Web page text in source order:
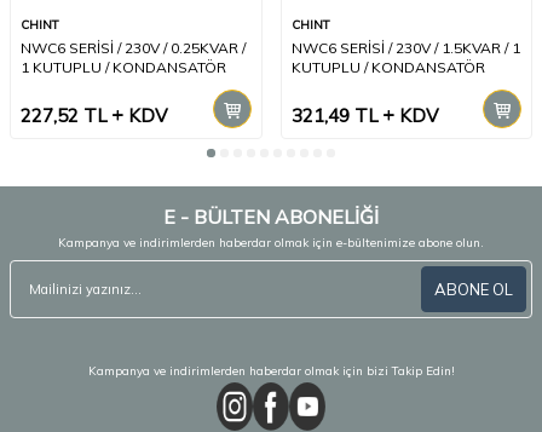
CHINT
NWC6 SERİSİ / 230V / 0.25KVAR /
1 KUTUPLU / KONDANSATÖR
227,52 TL KDV
CHINT
NWC6 SERİSİ / 230V / 1.5KVAR / 1
KUTUPLU / KONDANSATÖR
321,49TL KDV
E - BÜLTEN ABONELİĞİ
Kampanya ve indirimlerden haberdar olmak için e-bültenimize abone olun.
ABONE OL
Kampanya ve indirimlerden haberdar olmak için bizi Takip Edin!